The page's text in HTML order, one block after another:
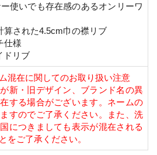
使いでも存在感のあるオンリーワ
算された4.5cm巾の襟リブ
仕様
ドリブ
混在に関してのお取り扱い注意
新・旧デザイン、ブランド名の異
する場合がございます。ネームの
すのでご了承ください。また、洗
につきましても表示が混在される
をご了承ください。